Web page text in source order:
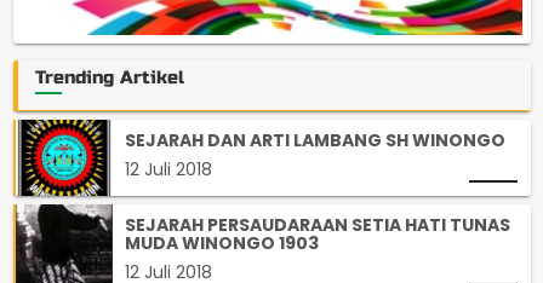
Trending Artikel
SEJARAH DAN ARTI LAMBANG SH WINONGO
12 Juli 2018
SEJARAH PERSAUDARAAN SETIA HATI TUNAS
MUDA WINONGO 1903
12 Juli 2018